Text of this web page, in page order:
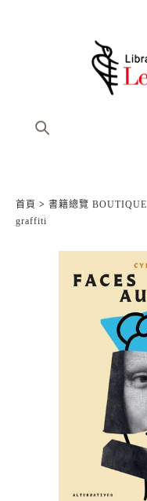
首頁 > 書籍總覽 BOUTIQUE
graffiti